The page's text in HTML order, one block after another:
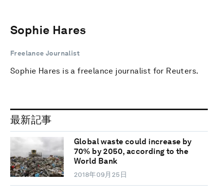
Sophie Hares
Freelance Journalist
Sophie Hares is a freelance journalist for Reuters.
最新記事
Global waste could increase by
70% by 2050, according to the
World Bank
2018年09月25日